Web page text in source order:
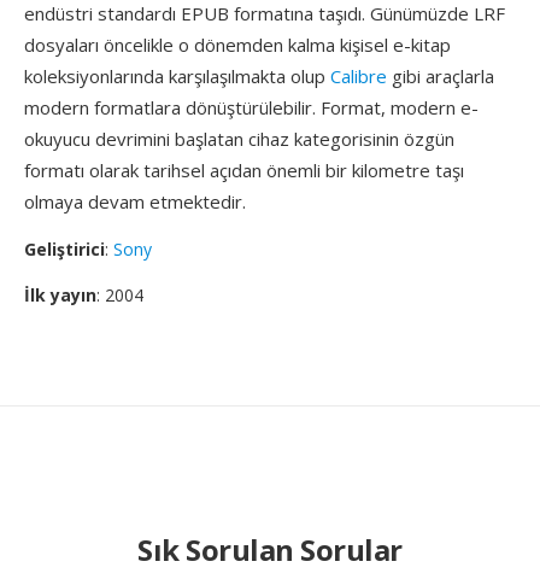
endüstri standardı EPUB formatına taşıdı. Günümüzde LRF
dosyaları öncelikle o dönemden kalma kişisel e-kitap
koleksiyonlarında karşılaşılmakta olup Calibre gibi araçlarla
modern formatlara dönüştürülebilir. Format, modern e-
okuyucu devrimini başlatan cihaz kategorisinin özgün
formatı olarak tarihsel açıdan önemli bir kilometre taşı
olmaya devam etmektedir.
Geliştirici: Sony
İlk yayın: 2004
Sık Sorulan Sorular